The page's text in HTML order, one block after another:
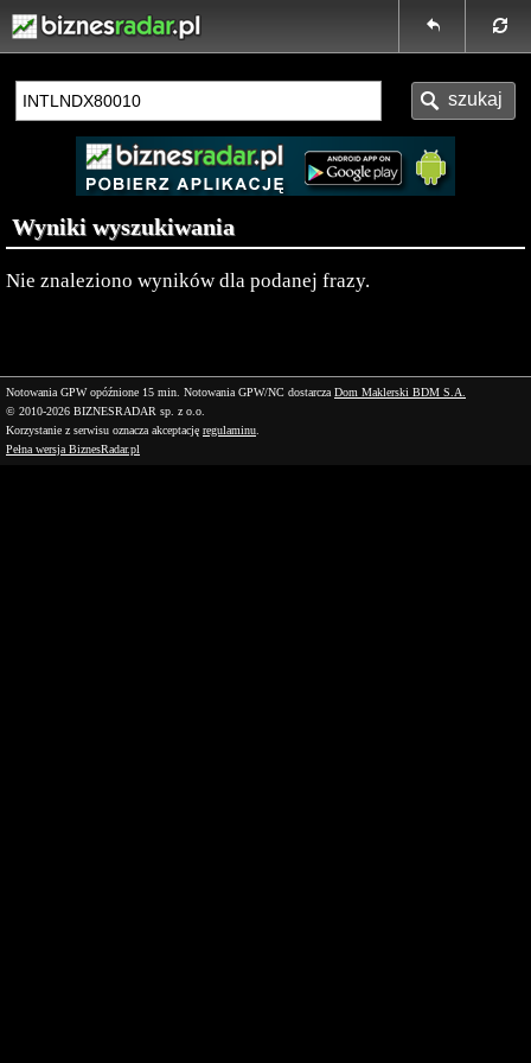
Wyniki wyszukiwania
Nie znaleziono wyników dla podanej frazy.
Notowania GPW opóźnione 15 min. Notowania GPW/NC dostarcza Dom Maklerski BDM S.A.
© 2010-2026 BIZNESRADAR sp. z o.o.
Korzystanie z serwisu oznacza akceptację regulaminu
Pełna wersja BiznesRadar.pl